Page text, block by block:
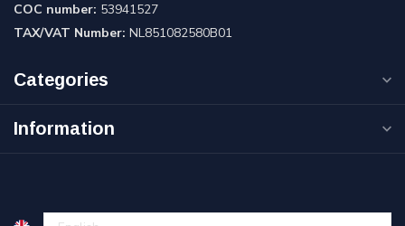
COC number: 53941527
TAX/VAT Number: NL851082580B01
Categories
Information